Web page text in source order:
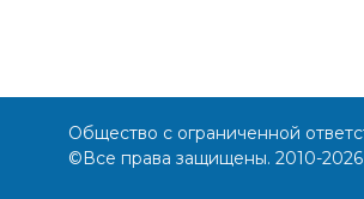
Общество с ограниченной
©Все права защищены. 2010-2026